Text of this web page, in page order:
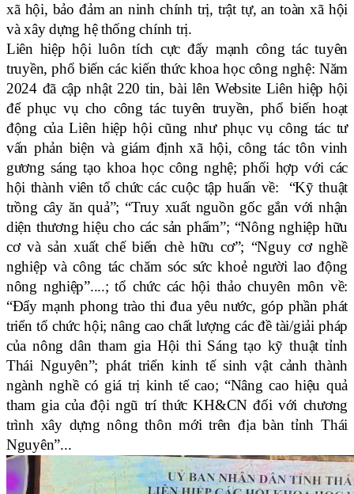
xã hội, bảo đảm an ninh chính trị, trật tự, an toàn xã hội
và xây dựng hệ thống chính trị.
Liên hiệp hội luôn tích cực đẩy mạnh công tác tuyên
truyền, phổ biến các kiến thức khoa học công nghệ: Năm
2024 đã cập nhật 220 tin, bài lên Website Liên hiệp hội
để phục vụ cho công tác tuyên truyền, phổ biến hoạt
động của Liên hiệp hội cũng như phục vụ công tác tư
vấn phản biện và giám định xã hội, công tác tôn vinh
gương sáng tạo khoa học công nghệ; phối hợp với các
hội thành viên tổ chức các cuộc tập huấn về: “Kỹ thuật
trồng cây ăn quả”; “Truy xuất nguồn gốc gắn với nhận
diện thương hiệu cho các sản phẩm”; “Nông nghiệp hữu
cơ và sản xuất chế biến chè hữu cơ”; “Nguy cơ nghề
nghiệp và công tác chăm sóc sức khoẻ người lao động
nông nghiệp”....; tổ chức các hội thảo chuyên môn về:
“Đẩy mạnh phong trào thi đua yêu nước, góp phần phát
triển tổ chức hội; nâng cao chất lượng các đề tài/giải pháp
của nông dân tham gia Hội thi Sáng tạo kỹ thuật tỉnh
Thái Nguyên”; phát triển kinh tế sinh vật cảnh thành
ngành nghề có giá trị kinh tế cao; “Nâng cao hiệu quả
tham gia của đội ngũ trí thức KH&CN đối với chương
trình xây dựng nông thôn mới trên địa bàn tỉnh Thái
Nguyên”...